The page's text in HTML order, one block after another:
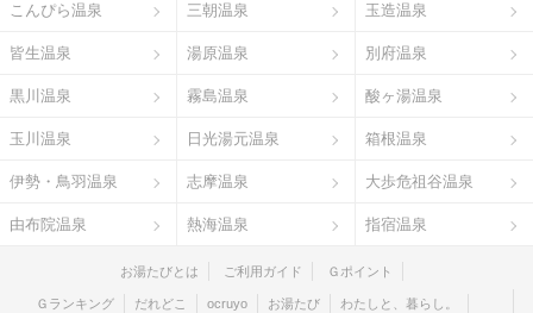
こんぴら温泉 三朝温泉 玉造温泉
皆生温泉 湯原温泉 別府温泉
黒川温泉 霧島温泉 酸ヶ湯温泉
玉川温泉 日光湯元温泉 箱根温泉
伊勢・鳥羽温泉 志摩温泉 大歩危祖谷温泉
由布院温泉 熱海温泉 指宿温泉
お湯たびとは ご利用ガイド Ｇポイント
Ｇランキング だれどこ ocruyo お湯たび
わたしと、暮らし。